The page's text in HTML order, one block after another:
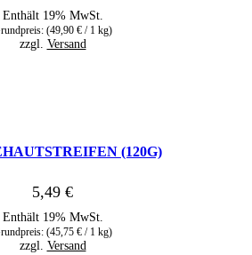
Enthält 19% MwSt.
(49,90 € / 1 kg)
zzgl. Versand
(120G)
5,49 €
Enthält 19% MwSt.
(45,75 € / 1 kg)
zzgl. Versand